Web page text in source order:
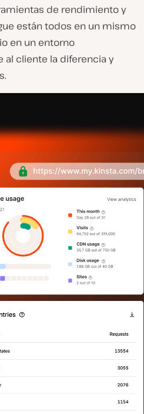
de rendimiento y
están todos en un mismo
en un entorno
cliente la diferencia y